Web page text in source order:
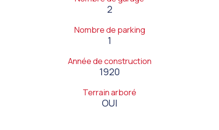
2
Nombre de parking
1
Année de construction
1920
Terrain arboré
OUI